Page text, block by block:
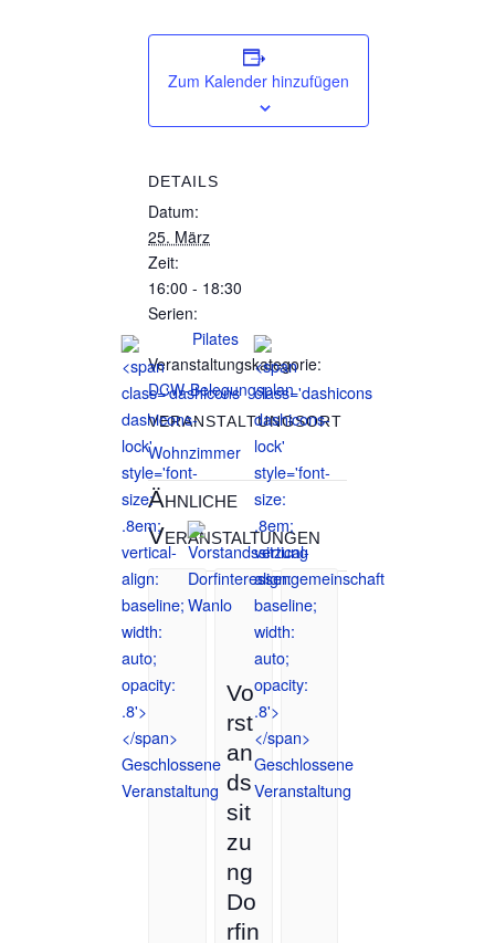
Zum Kalender hinzufügen
DETAILS
Datum:
25. März
Zeit:
16:00 - 18:30
Serien:
Pilates
Veranstaltungskategorie:
DCW-Belegungsplan
VERANSTALTUNGSORT
Wohnzimmer
Ähnliche
Veranstaltungen
Vo
rst
an
ds
sit
zu
ng
Do
rfin